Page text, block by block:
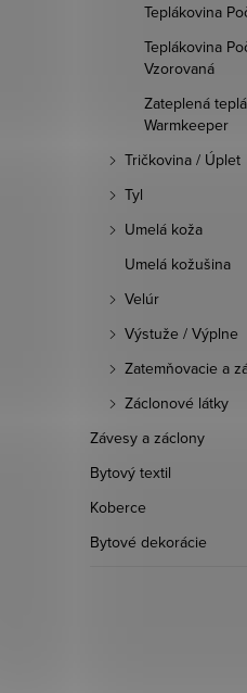
Teplákovina
Teplákovina
Vzorovaná
Zateplená
Warmkeeper
Tričkovina / Úplet
Tyl
Umelá koža
Umelá kožušina
Velúr
Výstuže / Výplne
Zatemňovacie a
Záclonové látky
Závesy a záclony
Bytový textil
Koberce
Bytové dekorácie
-7 %
Teplákovina digital